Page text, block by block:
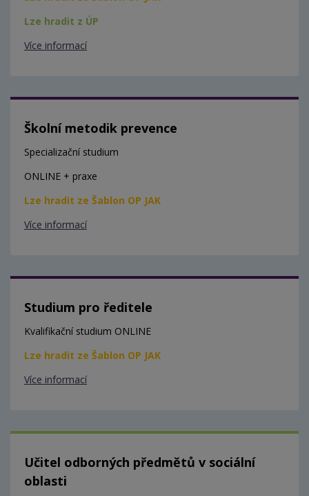
Lze hradit z ÚP
Více informací
Školní metodik prevence
Specializační studium
ONLINE + praxe
Lze hradit ze Šablon OP JAK
Více informací
Studium pro ředitele
Kvalifikační studium ONLINE
Lze hradit ze Šablon OP JAK
Více informací
Učitel odborných předmětů v sociální
oblasti